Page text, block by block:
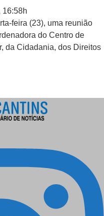
16:58h
feira (23), uma reunião
do Centro de
da Cidadania, dos Direitos